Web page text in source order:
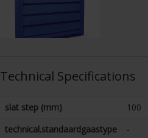
Technical Specifications
slat step (mm)
100
technical.standaardgaastype
-